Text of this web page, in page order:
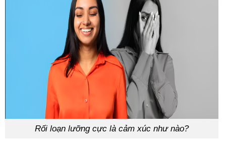
Rối loạn lưỡng cực là cảm xúc như nào?